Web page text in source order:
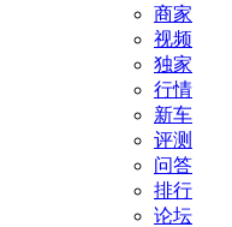
商家
视频
独家
行情
新车
评测
问答
排行
论坛